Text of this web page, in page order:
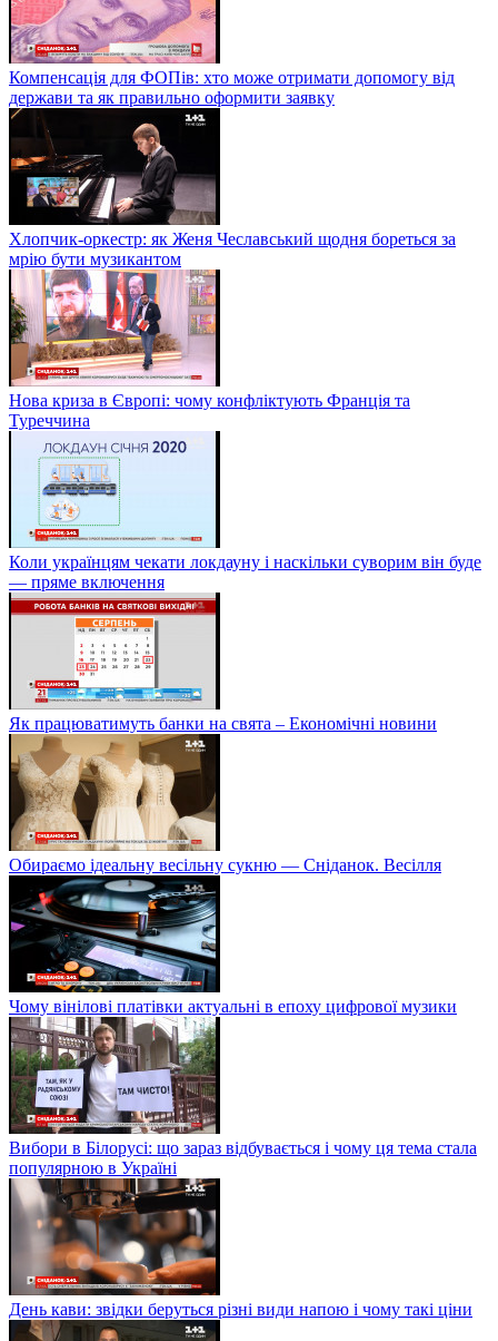
Компенсація для ФОПів: хто може отримати допомогу від
держави та як правильно оформити заявку
Хлопчик-оркестр: як Женя Чеславський щодня бореться за
мрію бути музикантом
Нова криза в Європі: чому конфліктують Франція та
Туреччина
Коли українцям чекати локдауну і наскільки суворим він буде
— пряме включення
Як працюватимуть банки на свята – Економічні новини
Обираємо ідеальну весільну сукню — Сніданок. Весілля
Чому вінілові платівки актуальні в епоху цифрової музики
Вибори в Білорусі: що зараз відбувається і чому ця тема стала
популярною в Україні
День кави: звідки беруться різні види напою і чому такі ціни